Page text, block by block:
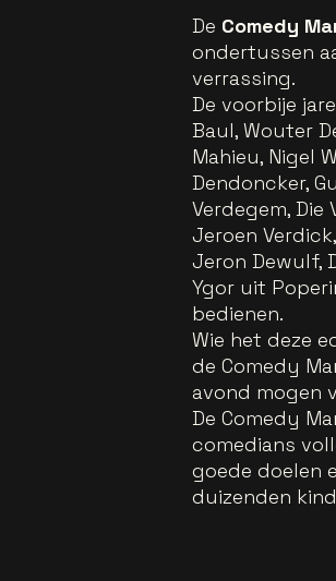
De Comedy
ondertussen
verrassing.
De voorbije
Baul, Wouter
Mahieu, Nigel
Dendoncker,
Verdegem, Die
Jeroen
Jeron Dewulf,
Ygor uit
bedienen.
Wie het deze
de Comedy
avond mogen
De Comedy
comedians
goede doelen
duizenden